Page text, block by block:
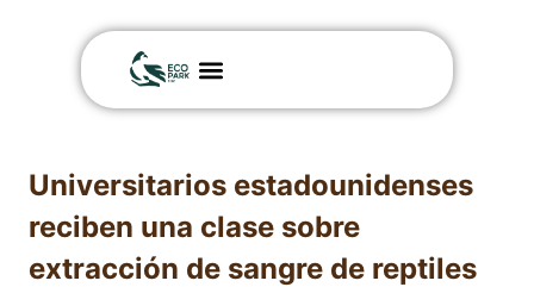
Universitarios estadounidenses
reciben una clase sobre
extracción de sangre de reptiles